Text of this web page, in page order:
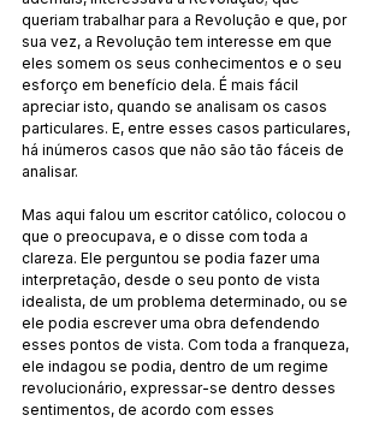
queriam trabalhar para a Revolução e que, por
sua vez, a Revolução tem interesse em que
eles somem os seus conhecimentos e o seu
esforço em benefício dela. É mais fácil
apreciar isto, quando se analisam os casos
particulares. E, entre esses casos particulares,
há inúmeros casos que não são tão fáceis de
analisar.
Mas aqui falou um escritor católico, colocou o
que o preocupava, e o disse com toda a
clareza. Ele perguntou se podia fazer uma
interpretação, desde o seu ponto de vista
idealista, de um problema determinado, ou se
ele podia escrever uma obra defendendo
esses pontos de vista. Com toda a franqueza,
ele indagou se podia, dentro de um regime
revolucionário, expressar-se dentro desses
sentimentos, de acordo com esses